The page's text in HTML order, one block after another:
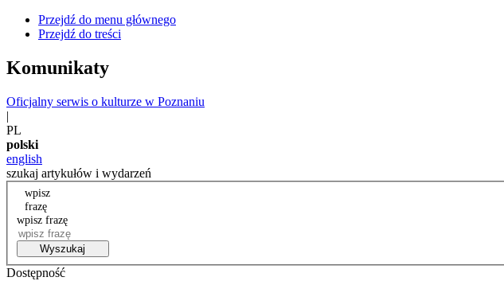
Przejdź do menu głównego
Przejdź do treści
Komunikaty
Oficjalny serwis o kulturze w Poznaniu
|
PL
polski
english
szukaj artykułów i wydarzeń
wpisz
frazę
wpisz frazę
Wyszukaj
Dostępność